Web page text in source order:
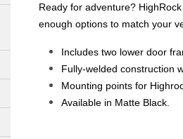
Ready for adventure?
enough options to match your
Includes two lower door
Fully-welded construction
Mounting points for
Available in Matte Black.